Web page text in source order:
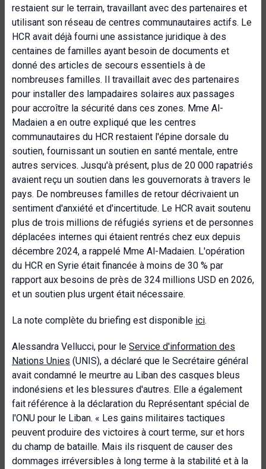
restaient sur le terrain, travaillant avec des partenaires et
utilisant son réseau de centres communautaires actifs. Le
HCR avait déjà fourni une assistance juridique à des
centaines de familles ayant besoin de documents et
donné des articles de secours essentiels à de
nombreuses familles. Il travaillait avec des partenaires
pour installer des lampadaires solaires aux passages
pour accroître la sécurité dans ces zones. Mme Al-
Madaien a en outre expliqué que les centres
communautaires du HCR restaient l'épine dorsale du
soutien, fournissant un soutien en santé mentale, entre
autres services. Jusqu'à présent, plus de 20 000 rapatriés
avaient reçu un soutien dans les gouvernorats à travers le
pays. De nombreuses familles de retour décrivaient un
sentiment d'anxiété et d'incertitude. Le HCR avait soutenu
plus de trois millions de réfugiés syriens et de personnes
déplacées internes qui étaient rentrés chez eux depuis
décembre 2024, a rappelé Mme Al-Madaien. L'opération
du HCR en Syrie était financée à moins de 30 % par
rapport aux besoins de près de 324 millions USD en 2026,
et un soutien plus urgent était nécessaire.
La note complète du briefing est disponible ici.
Alessandra Vellucci, pour le Service d'information des
Nations Unies (UNIS), a déclaré que le Secrétaire général
avait condamné le meurtre au Liban des casques bleus
indonésiens et les blessures d'autres. Elle a également
fait référence à la déclaration du Représentant spécial de
l'ONU pour le Liban. « Les gains militaires tactiques
peuvent produire des victoires à court terme, sur et hors
du champ de bataille. Mais ils risquent de causer des
dommages irréversibles à long terme à la stabilité et à la